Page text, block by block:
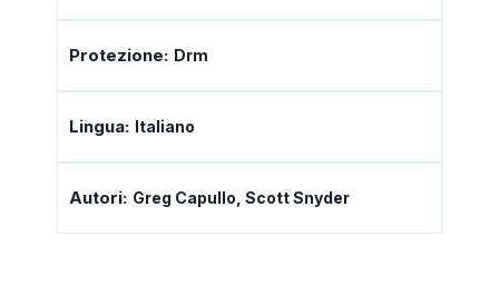
Protezione: Drm
Lingua: Italiano
Autori: Greg Capullo, Scott Snyder